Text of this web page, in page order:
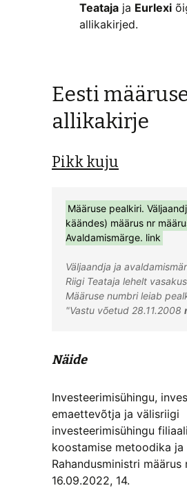
Teataja ja Eurlexi
allikakirjed.
Eesti
allikakirje
Pikk kuju
Määruse pealkiri.
käändes) määrus nr
Väljaandja ja
Riigi Teataja lehelt
Määruse numbri leiab
"Vastu võetud 28.11.2008
Näide
Investeerimisühingu,
emaettevõtja ja välisriigi
investeerimisühingu
koostamise metoodika ja
Rahandusministri määrus
16.09.2022, 14.